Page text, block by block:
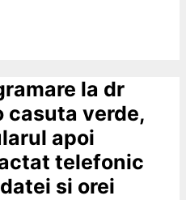
la dr
casuta verde,
apoi
telefonic
si orei